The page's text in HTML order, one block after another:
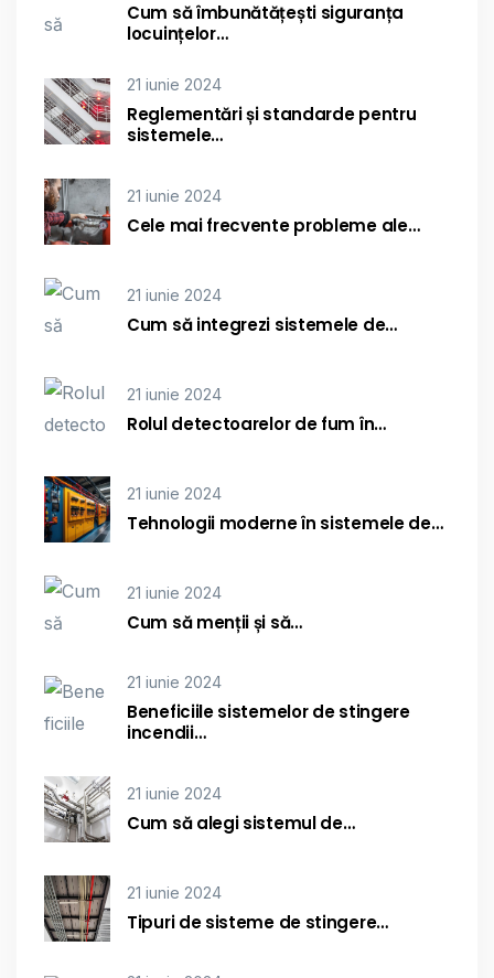
Cum să îmbunătățești siguranța
locuințelor…
21 iunie 2024
Reglementări și standarde pentru
sistemele…
21 iunie 2024
Cele mai frecvente probleme ale…
21 iunie 2024
Cum să integrezi sistemele de…
21 iunie 2024
Rolul detectoarelor de fum în…
21 iunie 2024
Tehnologii moderne în sistemele de…
21 iunie 2024
Cum să menții și să…
21 iunie 2024
Beneficiile sistemelor de stingere
incendii…
21 iunie 2024
Cum să alegi sistemul de…
21 iunie 2024
Tipuri de sisteme de stingere…